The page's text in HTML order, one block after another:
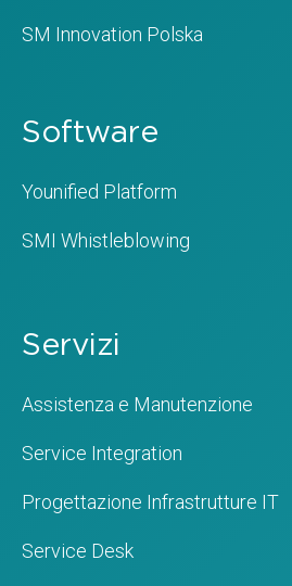
SM Innovation Polska
Software
Younified Platform
SMI Whistleblowing
Servizi
Assistenza e Manutenzione
Service Integration
Progettazione Infrastrutture IT
Service Desk